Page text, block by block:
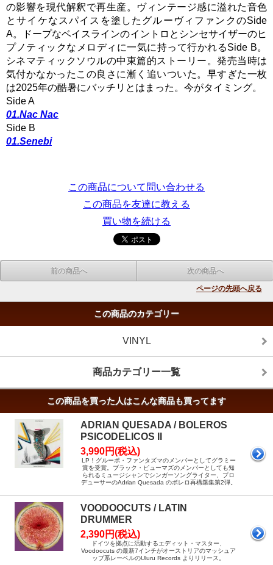
の影響を現代解釈で再生産。ヴィンテージ感に溢れた音色
とサイケなスパイスを塗したグルーヴィファンクのSide
A。ドープなベイスラインのイントロとシンセサイザーのヒ
プノティックなメロディに一気に持って行かれるSide B。
シネマティックソウルの中東篇的ストーリー。発売当時は
気付かなかったこの良さに漸く追いついた。早すぎた一枚
は2025年の酷暑にバッチリとはまった。今がタイミング。
Side A
01.Nac Nac
Side B
01.Senebi
この商品について問い合わせる
この商品を友達に教える
買い物を続ける
前の商品へ 次の商品へ
ページの先頭へ戻る
この商品のカテゴリー
VINYL
商品カテゴリー一覧
この商品を買った人はこんな商品も買ってます
ADRIAN QUESADA / BOLEROS
PSICODELICOS II
3,990円(税込)
LP！グルーポ・ファンタズマのメンバーとしてグラミー
賞を受賞。ブラック・ピューマズのメンバーとしても知
られるミュージシャンでシンガーソングライター、プロ
デューサーのAdrian Quesada のボレロ再構築集第2弾。
VOODOOCUTS / LATIN
DRUMMER
2,390円(税込)
ドイツを拠点に活動するエディット・マスター、
Voodoocuts の最新7インチがオーストリアのマッシュア
ップ系レーベルのUluru Records よりリリース。